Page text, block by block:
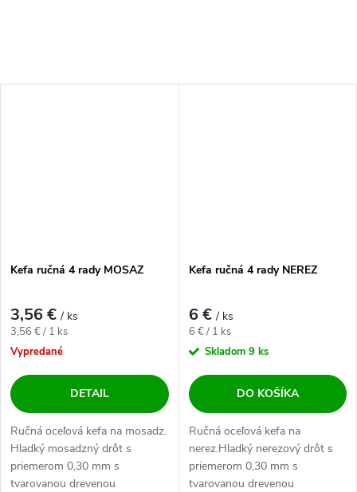
Kefa ručná 4 rady MOSAZ
3,56 €/ ks
Jednotková cena:
3,56 € / 1 ks
Vypredané
DETAIL
Ručná oceľová kefa na mosadz.
Hladký mosadzný drôt s
priemerom 0,30 mm s
tvarovanou drevenou
Kefa ručná 4 rady NEREZ
6 €/ ks
Jednotková cena:
6 € / 1 ks
Skladom 9 ks
DO KOŠÍKA
Ručná oceľová kefa na
nerez.Hladký nerezový drôt s
priemerom 0,30 mm s
tvarovanou drevenou